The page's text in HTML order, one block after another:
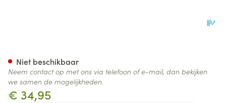
€ 34,95
Niet beschikbaar
Neem contact op met ons via telefoon of e-mail, dan bekijken
we samen de mogelijkheden.